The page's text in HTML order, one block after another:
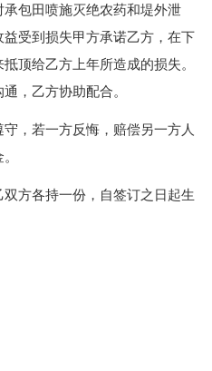
包田喷施灭绝农药和堤外泄
受到损失甲方承诺乙方，在下
顶给乙方上年所造成的损失。
，乙方协助配合。
，若一方反悔，赔偿另一方人
方各持一份，自签订之日起生